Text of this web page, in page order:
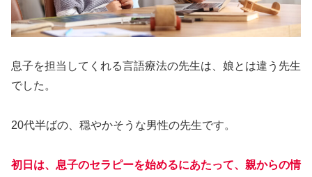
息子を担当してくれる言語療法の先生は、娘とは違う先生
でした。
20代半ばの、穏やかそうな男性の先生です。
初日は、息子のセラピーを始めるにあたって、親からの情